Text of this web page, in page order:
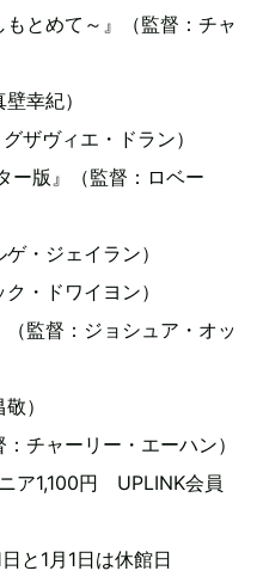
とめて～』（監督：チャ
幸紀）
ザヴィエ・ドラン）
ー版』（監督：ロベー
・ジェイラン）
・ドワイヨン）
（監督：ジョシュア・オッ
）
チャーリー・エーハン）
ア1,100円 UPLINK会員
と1月1日は休館日